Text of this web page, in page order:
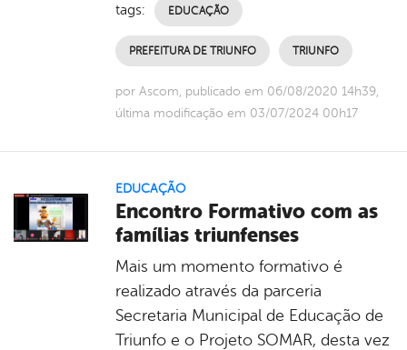
tags: EDUCAÇÃO
PREFEITURA DE TRIUNFO TRIUNFO
por Ascom, publicado em 06/08/2020 14h39,
última modificação em 03/07/2024 00h17
EDUCAÇÃO
Encontro Formativo com as
famílias triunfenses
Mais um momento formativo é
realizado através da parceria
Secretaria Municipal de Educação de
Triunfo e o Projeto SOMAR, desta vez